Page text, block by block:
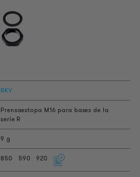
RKV
Prensaestopa M16 para bases de la
serie R
9 g
850 590 920